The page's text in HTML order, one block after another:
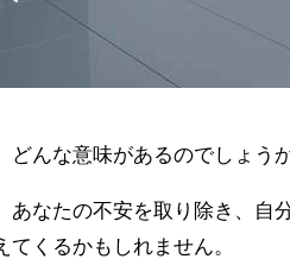
どんな意味があるのでしょうか
あなたの不安を取り除き、自
くるかもしれません。